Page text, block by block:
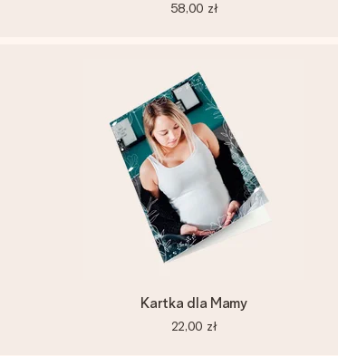
58,00 zł
Kartka dla Mamy
22,00 zł